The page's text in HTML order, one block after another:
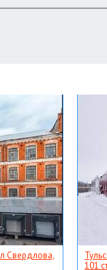
Свердлова,
101